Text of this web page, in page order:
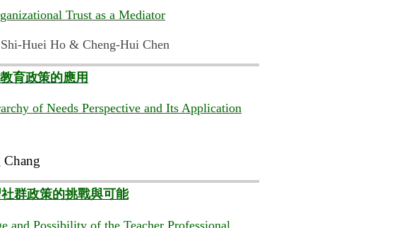
Trust as a Mediator
Huei Ho & Cheng-Hui Chen
育政策的應用
of Needs Perspective and Its Application
Chang
群政策的挑戰與可能